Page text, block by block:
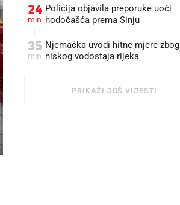
24
min
Policija objavila preporuke uoči
hodočašća prema Sinju
35
min
Njemačka uvodi hitne mjere zbog
niskog vodostaja rijeka
PRIKAŽI JOŠ VIJESTI